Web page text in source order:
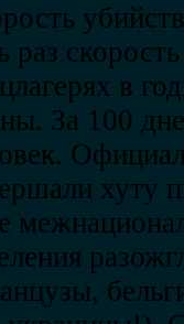
раз
в
За 100
хуту